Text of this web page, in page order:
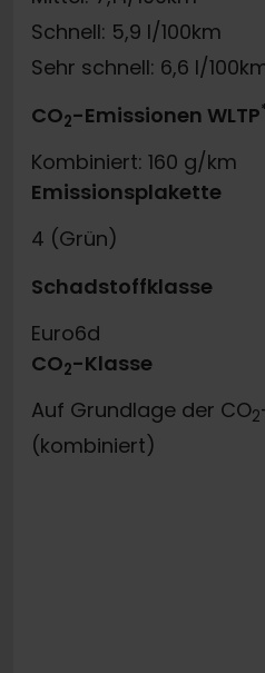
Schnell: 5,9 l/100km
Sehr schnell: 6,6 l/
CO2-Emissionen WLTP
Kombiniert: 160 g/km
Emissionsplakette
4 (Grün)
Schadstoffklasse
Euro6d
CO2-Klasse
Auf Grundlage der CO2
(kombiniert)